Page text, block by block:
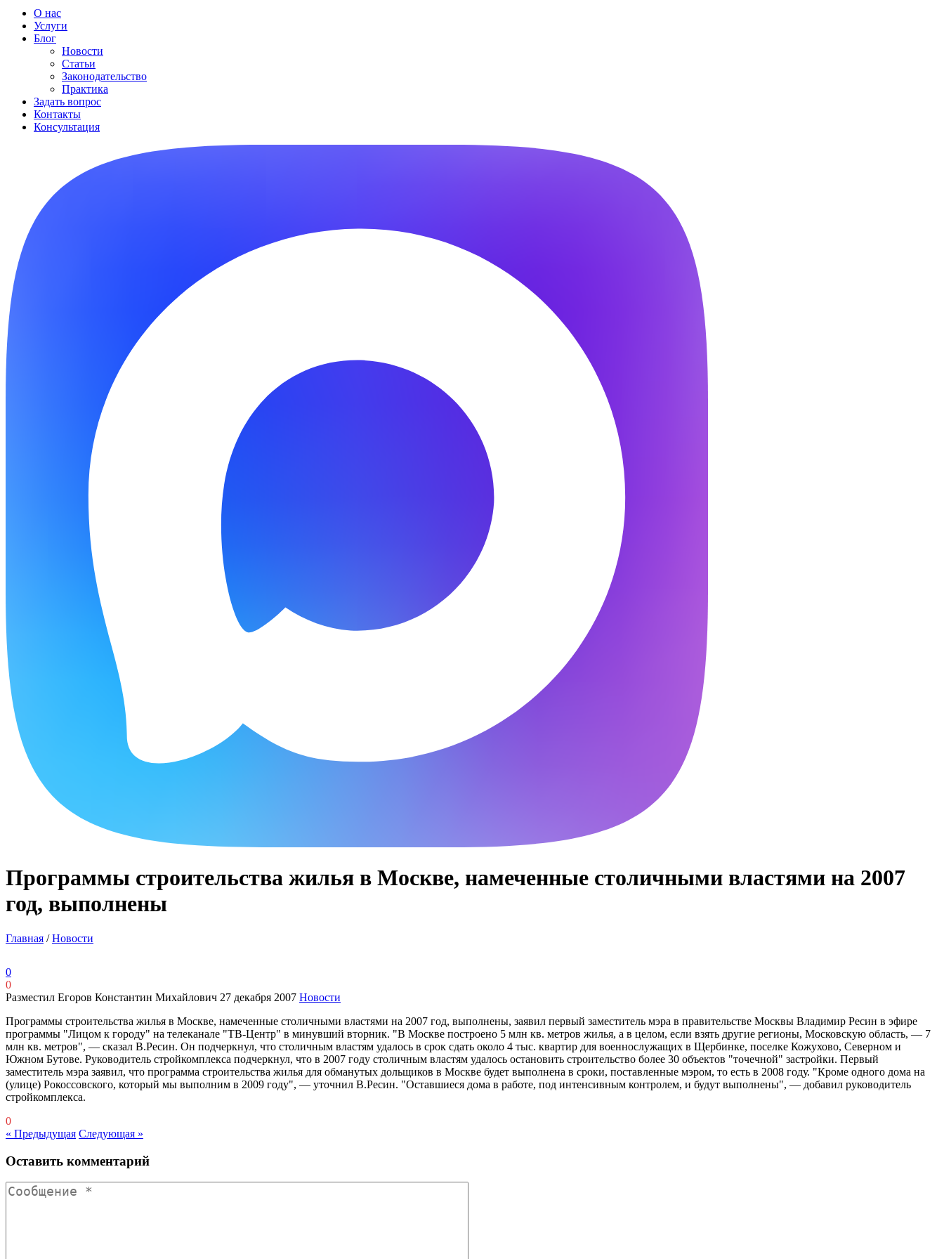
О нас
Услуги
Блог
Новости
Статьи
Законодательство
Практика
Задать вопрос
Контакты
Консультация
Программы строительства жилья в Москве, намеченные столичными властями на 2007
год, выполнены
Главная /Новости
0
0
Разместил Егоров Константин Михайлович 27 декабря 2007 Новости
Программы строительства жилья в Москве, намеченные столичными властями на 2007 год, выполнены, заявил первый заместитель мэра в правительстве Москвы Владимир Ресин в эфире
программы "Лицом к городу" на телеканале "ТВ-Центр" в минувший вторник. "В Москве построено 5 млн кв. метров жилья, а в целом, если взять другие регионы, Московскую область, — 7
млн кв. метров", — сказал В.Ресин. Он подчеркнул, что столичным властям удалось в срок сдать около 4 тыс. квартир для военнослужащих в Щербинке, поселке Кожухово, Северном и
Южном Бутове. Руководитель стройкомплекса подчеркнул, что в 2007 году столичным властям удалось остановить строительство более 30 объектов "точечной" застройки. Первый
заместитель мэра заявил, что программа строительства жилья для обманутых дольщиков в Москве будет выполнена в сроки, поставленные мэром, то есть в 2008 году. "Кроме одного дома на
(улице) Рокоссовского, который мы выполним в 2009 году", — уточнил В.Ресин. "Оставшиеся дома в работе, под интенсивным контролем, и будут выполнены", — добавил руководитель
стройкомплекса.
0
« Предыдущая Следующая »
Оставить комментарий